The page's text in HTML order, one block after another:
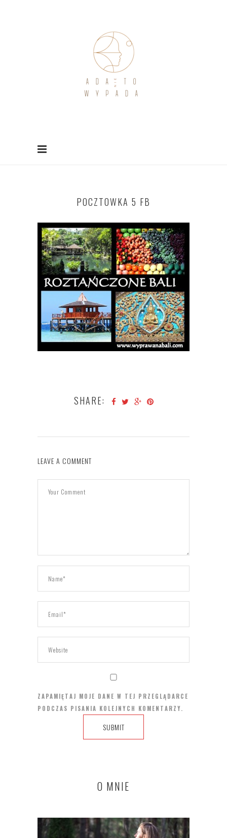
POCZTOWKA 5 FB
SHARE:
LEAVE A COMMENT
ZAPAMIĘTAJ MOJE DANE W TEJ PRZEGLĄDARCE
PODCZAS PISANIA KOLEJNYCH KOMENTARZY.
O MNIE